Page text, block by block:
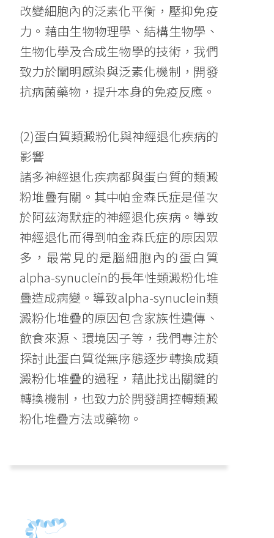
改變細胞內的泛素化平衡，壓抑免疫
力。藉由生物物理學、結構生物學、
生物化學及合成生物學的技術，我們
致力於闡明感染與泛素化機制，開發
抗病菌藥物，提升本身的免疫反應。
(2)蛋白質類澱粉化與神經退化疾病的
影響
諸多神經退化疾病都與蛋白質的類澱
粉堆疊有關。其中帕金森氏症是僅次
於阿茲海默症的神經退化疾病。導致
神經退化而得到帕金森氏症的原因眾
多，最常見的是腦細胞內的蛋白質
alpha-synuclein的長年性類澱粉化堆
疊造成病變。導致alpha-synuclein類
澱粉化堆疊的原因包含家族性遺傳、
飲食來源、環境因子等，我們專注於
探討此蛋白質從無序態逐步轉換成類
澱粉化堆疊的過程，藉此找出關鍵的
轉換機制，也致力於開發調控轉類澱
粉化堆疊方法或藥物。